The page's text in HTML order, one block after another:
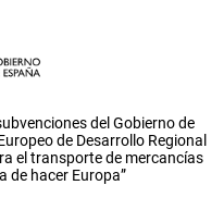
del Gobierno de
de Desarrollo Regional
el transporte de mercancías
de hacer Europa”